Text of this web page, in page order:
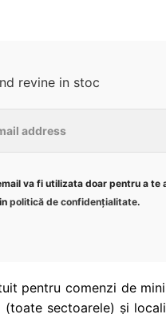
revine in stoc
va fi utilizata doar pentru a te
politică de confidențialitate.
pentru comenzi de
(toate sectoarele) și